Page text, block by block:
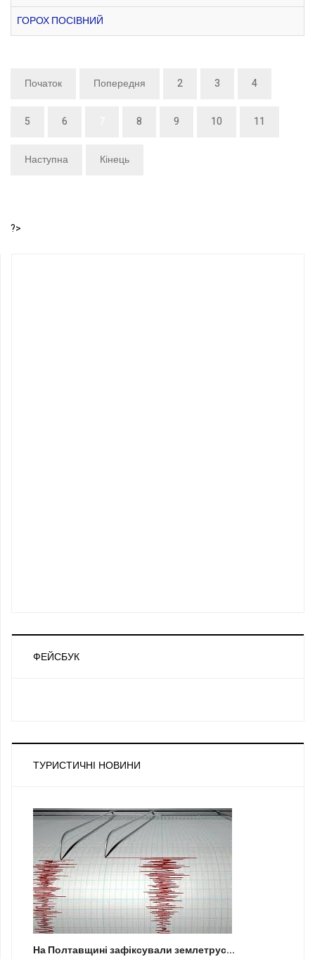
ГОРОХ ПОСІВНИЙ
Початок Попередня 2 3 4
5 6 8 9 10 11
Наступна Кінець
?>
ФЕЙСБУК
ТУРИСТИЧНІ НОВИНИ
На Полтавщині зафіксували землетрус...